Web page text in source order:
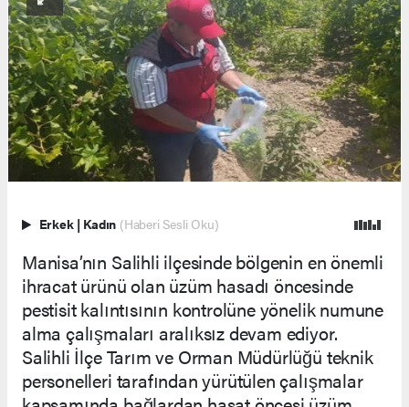
Erkek | Kadın (Haberi Sesli Oku)
Manisa’nın Salihli ilçesinde bölgenin en önemli
ihracat ürünü olan üzüm hasadı öncesinde
pestisit kalıntısının kontrolüne yönelik numune
alma çalışmaları aralıksız devam ediyor.
Salihli İlçe Tarım ve Orman Müdürlüğü teknik
personelleri tarafından yürütülen çalışmalar